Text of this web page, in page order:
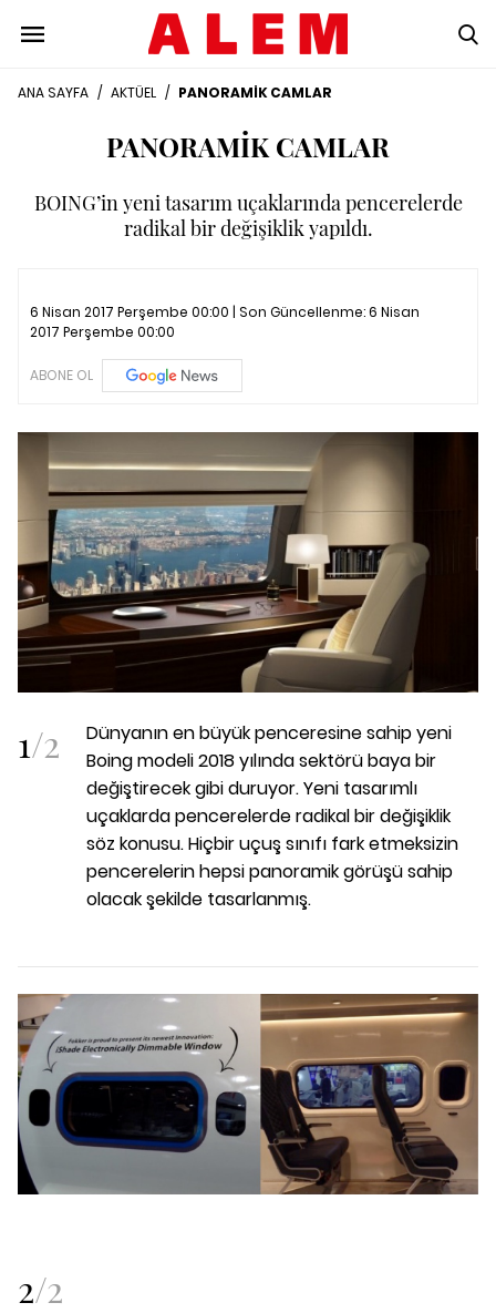
ANA SAYFA / AKTÜEL / PANORAMİK CAMLAR
PANORAMİK CAMLAR
BOING’in yeni tasarım uçaklarında pencerelerde
radikal bir değişiklik yapıldı.
6 Nisan 2017 Perşembe 00:00 | Son Güncellenme:6 Nisan
2017 Perşembe 00:00
ABONE OL
1/2
Dünyanın en büyük penceresine sahip yeni
Boing modeli 2018 yılında sektörü baya bir
değiştirecek gibi duruyor. Yeni tasarımlı
uçaklarda pencerelerde radikal bir değişiklik
söz konusu. Hiçbir uçuş sınıfı fark etmeksizin
pencerelerin hepsi panoramik görüşü sahip
olacak şekilde tasarlanmış.
2/2